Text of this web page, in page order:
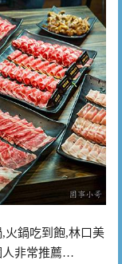
火鍋吃到飽,林口美
人非常推薦…